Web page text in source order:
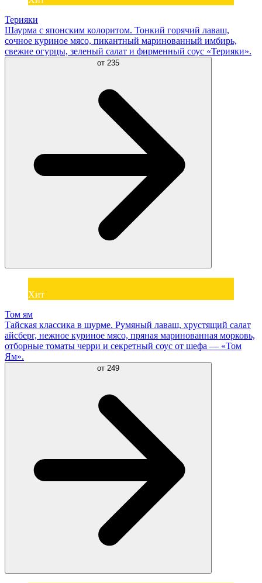
Терияки
Шаурма с японским колоритом. Тонкий горячий лаваш,
сочное куриное мясо, пикантный маринованный имбирь,
свежие огурцы, зеленый салат и фирменный соус «Терияки».
от 235
Хит
Том ям
Тайская классика в шурме. Румяный лаваш, хрустящий салат
айсберг, нежное куриное мясо, пряная маринованная морковь,
отборные томаты черри и секретный соус от шефа — «Том
Ям».
от 249